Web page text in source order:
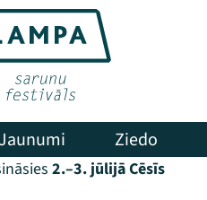
Ziedo
2.–3. jūlijā Cēsīs